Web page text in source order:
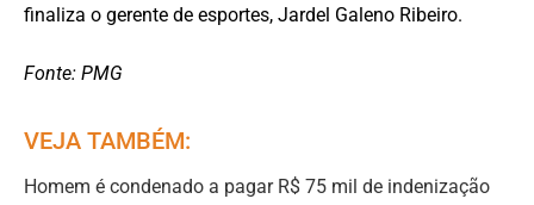
finaliza o gerente de esportes, Jardel Galeno Ribeiro.
Fonte: PMG
VEJA TAMBÉM:
Homem é condenado a pagar R$ 75 mil de indenização